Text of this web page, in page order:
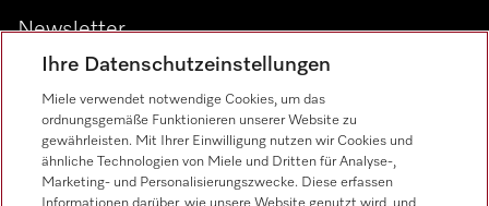
Newsletter
Miele auf Instagram
Miele auf Facebook
Miele auf Youtube
Ihre Datenschutzeinstellungen
Miele verwendet notwendige Cookies, um das
ordnungsgemäße Funktionieren unserer Website zu
gewährleisten. Mit Ihrer Einwilligung nutzen wir Cookies und
ähnliche Technologien von Miele und Dritten für Analyse-,
Marketing- und Personalisierungszwecke. Diese erfassen